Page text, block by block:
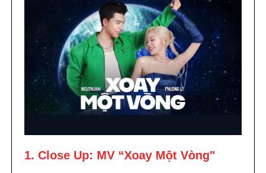
1. Close Up: MV “Xoay Một Vòng"